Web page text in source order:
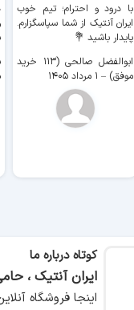
با درود و احترام؛ تیم خوب
ایران آنتیک از شما سپاسگزارم.
پایدار باشید 💐
ابوالفضل صالحی (۱۱۳ خرید
موفق) – ۱ مرداد ۱۴۰۵
کوتاه درباره ما
ایران آنتیک ،
اینجا فروشگاه